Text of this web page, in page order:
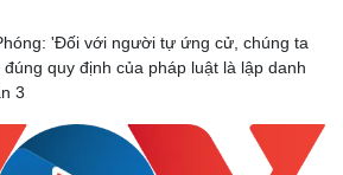
'Đối với người tự ứng cử, chúng ta
quy định của pháp luật là lập danh
3